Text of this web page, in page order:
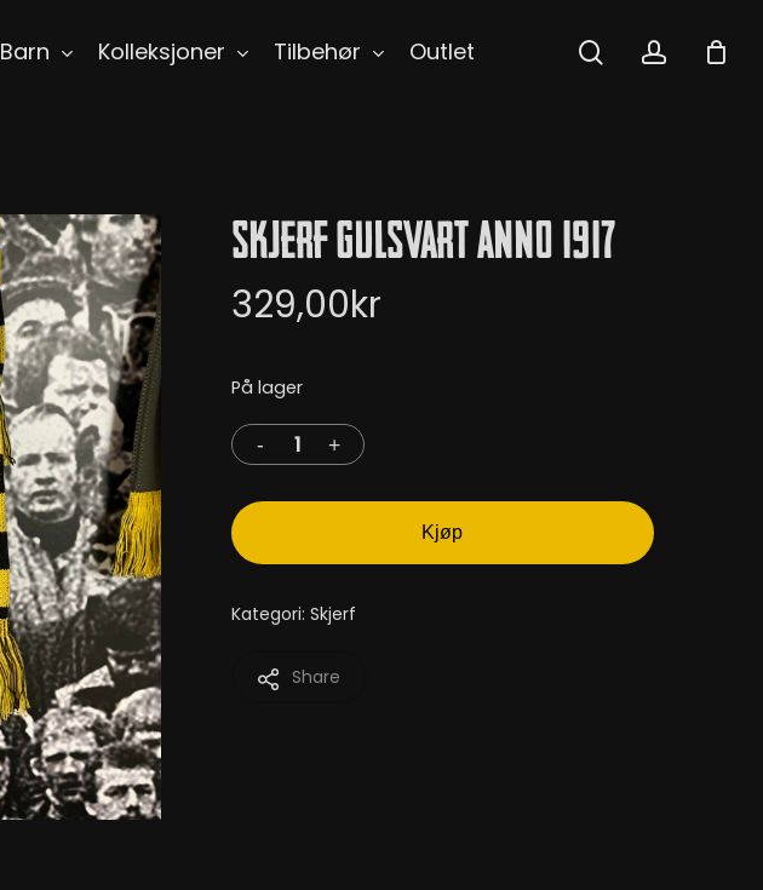
Barn Kolleksjoner Tilbehør Outlet search
Skjerf Gulsvart Anno 1917
329,00kr
På lager
Kjøp
Kategori: Skjerf
Share